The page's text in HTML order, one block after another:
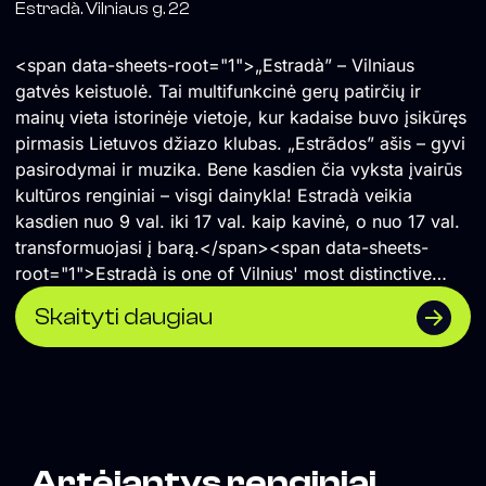
Estradà. Vilniaus g. 22
<span data-sheets-root="1">„Estradà” – Vilniaus
gatvės keistuolė. Tai multifunkcinė gerų patirčių ir
mainų vieta istorinėje vietoje, kur kadaise buvo įsikūręs
pirmasis Lietuvos džiazo klubas. „Estrãdos” ašis – gyvi
pasirodymai ir muzika. Bene kasdien čia vyksta įvairūs
kultūros renginiai – visgi dainykla! Estradà veikia
kasdien nuo 9 val. iki 17 val. kaip kavinė, o nuo 17 val.
transformuojasi į barą.</span><span data-sheets-
root="1">Estradà is one of Vilnius' most distinctive
cultural spaces—a multifunctional venue for shared
experiences, creativity, and exchange, located in the
historic building that once housed Lithuania's first jazz
evening.</span>
Skaityti daugiau